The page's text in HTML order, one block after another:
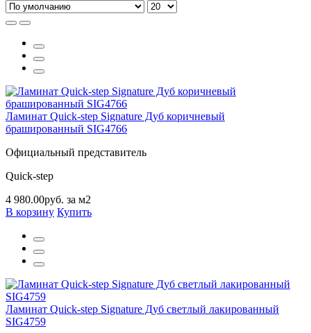
Ламинат Quick-step Signature Дуб коричневый
брашированный SIG4766
Официальный представитель
Quick-step
4 980.00руб. за м2
В корзину Купить
Ламинат Quick-step Signature Дуб светлый лакированный
SIG4759